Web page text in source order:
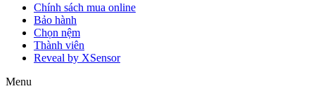
Chính sách mua online
Bảo hành
Chọn nệm
Thành viên
Reveal by XSensor
Menu